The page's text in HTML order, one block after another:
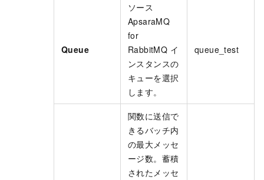
Queue
ソース
ApsaraMQ
for
RabbitMQ イ
ンスタンスの
キューを選択
します。
queue_test
関数に送信で
きるバッチ内
の最大メッセ
ージ数。蓄積
されたメッセ